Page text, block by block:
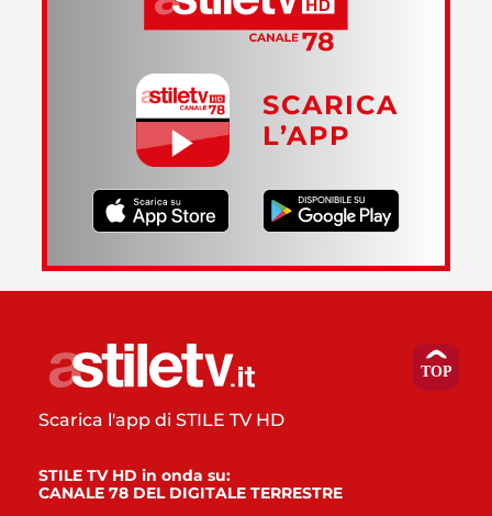
SCARICA
L’APP
Scarica l'app di STILE TV HD
STILE TV HD in onda su:
CANALE 78 DEL DIGITALE TERRESTRE